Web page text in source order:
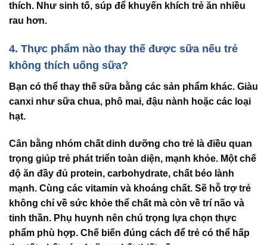
thích. Như sinh tố, súp để khuyến khích trẻ ăn nhiều
rau hơn.
4. Thực phẩm nào thay thế được sữa nếu trẻ
không thích uống sữa?
Bạn có thể thay thế sữa bằng các sản phẩm khác. Giàu
canxi như sữa chua, phô mai, đậu nành hoặc các loại
hạt.
Cân bằng nhóm chất dinh dưỡng cho trẻ là điều quan
trọng giúp trẻ phát triển toàn diện, mạnh khỏe. Một chế
độ ăn đầy đủ protein, carbohydrate, chất béo lành
mạnh. Cùng các vitamin và khoáng chất. Sẽ hỗ trợ trẻ
không chỉ về sức khỏe thể chất mà còn về trí não và
tinh thần. Phụ huynh nên chú trọng lựa chọn thực
phẩm phù hợp. Chế biến đúng cách để trẻ có thể hấp